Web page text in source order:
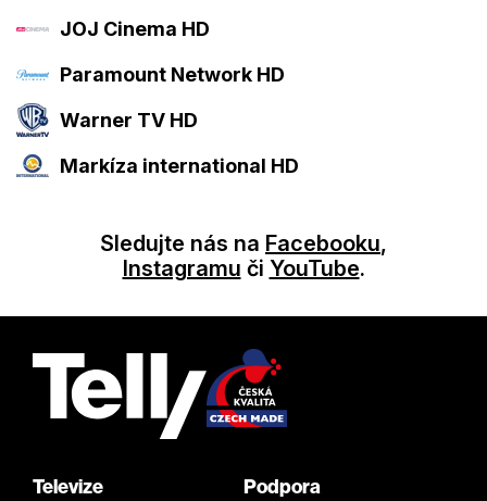
JOJ Cinema HD
Paramount Network HD
Warner TV HD
Markíza international HD
Sledujte nás na Facebooku,
Instagramu či YouTube.
Televize Podpora